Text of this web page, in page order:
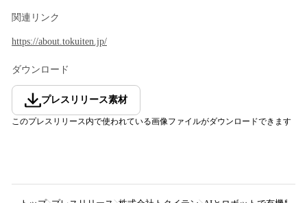
関連リンク
https://about.tokuiten.jp/
ダウンロード
プレスリリース素材
このプレスリリース内で使われている画像ファイルがダウンロードできます